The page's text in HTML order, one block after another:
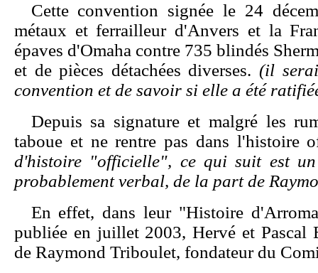
Cette convention signée le 24
métaux et ferrailleur d'Anvers et la
épaves d'Omaha contre 735 blindés
et de pièces détachées diverses. (il
convention et de savoir si elle a été
Depuis sa signature et malgré les
taboue et ne rentre pas dans l'histoire
d'histoire "officielle", ce qui suit est un
probablement verbal, de la part de
En effet, dans leur "Histoire
publiée en juillet 2003, Hervé et Pascal
de Raymond Triboulet, fondateur du